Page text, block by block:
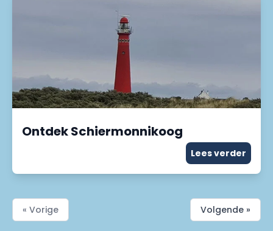
Ontdek Schiermonnikoog
Lees verder
« Vorige Volgende »